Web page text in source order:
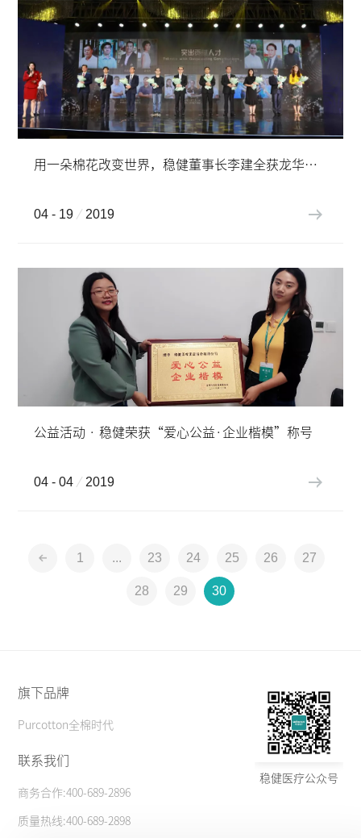
用一朵棉花改变世界，稳健董事长李建全获龙华“突出贡献人才”奖
04 - 19 2019
公益活动 · 稳健荣获“爱心公益·企业楷模”称号
04 - 04 2019
1 ... 23 24 25 26 27
28 29 30
旗下品牌
Purcotton全棉时代
联系我们
商务合作:400-689-2896
质量热线:400-689-2898
稳健医疗公众号